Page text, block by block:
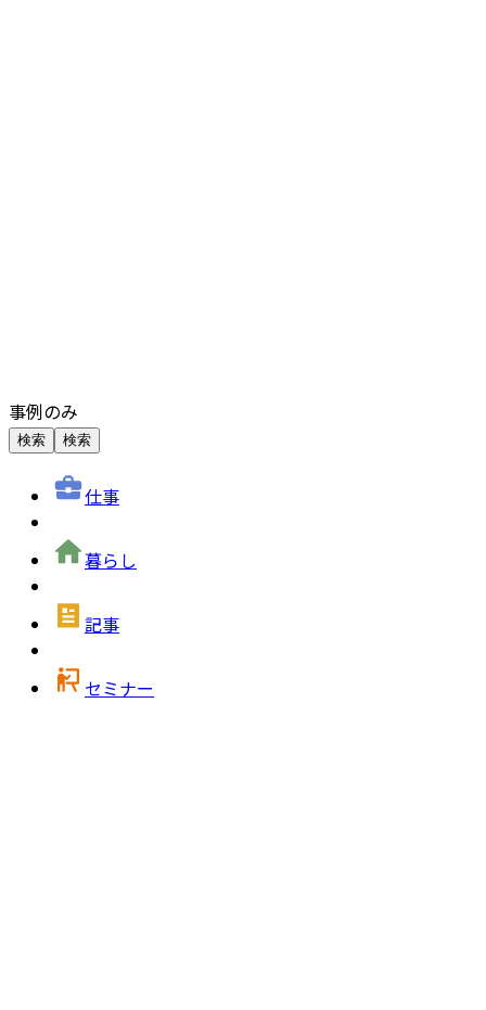
事例のみ
検索 検索
仕事
暮らし
記事
セミナー